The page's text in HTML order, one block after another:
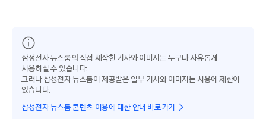
삼성전자 뉴스룸의 직접 제작한 기사와 이미지는 누구나 자유롭게
사용하실 수 있습니다.
그러나 삼성전자 뉴스룸이 제공받은 일부 기사와 이미지는 사용에 제한이
있습니다.
삼성전자 뉴스룸 콘텐츠 이용에 대한 안내 바로가기